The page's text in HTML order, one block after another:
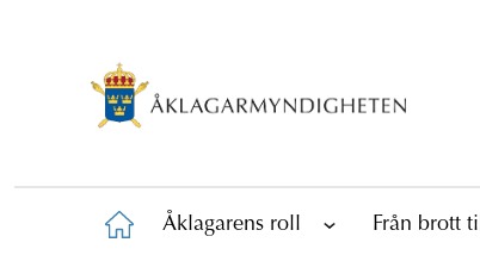
Åklagarens roll Från brott